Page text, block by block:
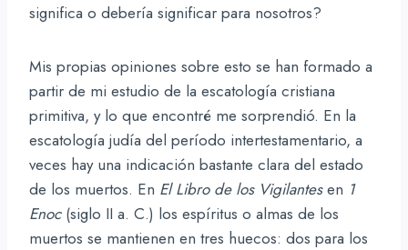
significa o debería significar para nosotros?
Mis propias opiniones sobre esto se han formado a
partir de mi estudio de la escatología cristiana
primitiva, y lo que encontré me sorprendió. En la
escatología judía del período intertestamentario, a
veces hay una indicación bastante clara del estado
de los muertos. En El Libro de los Vigilantesen 1
Enoc(siglo II a. C.) los espíritus o almas de los
muertos se mantienen en tres huecos: dos para los